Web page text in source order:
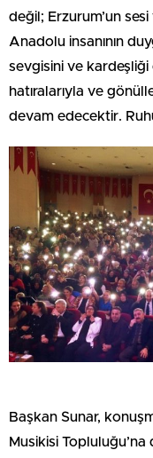
değil; Erzurum’un
Anadolu insanının
sevgisini ve kardeşliği
hatıralarıyla ve
devam edecektir.
Başkan Sunar,
Musikisi